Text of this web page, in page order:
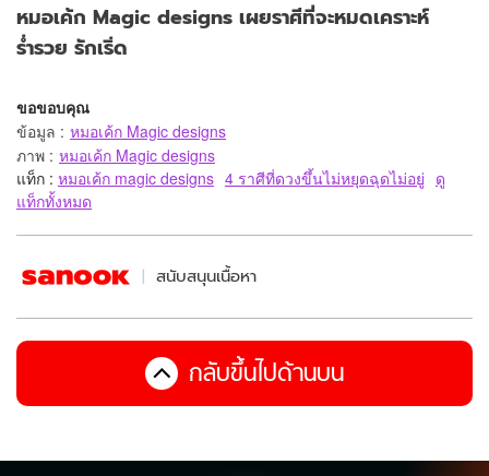
หมอเค้ก Magic designs เผยราศีที่จะหมดเคราะห์
ร่ำรวย รักเริ่ด
ขอขอบคุณ
ข้อมูล : หมอเค้ก Magic designs
ภาพ : หมอเค้ก Magic designs
แท็ก : หมอเค้ก magic designs 4 ราศีที่ดวงขึ้นไม่หยุดฉุดไม่อยู่ ดู
แท็กทั้งหมด
สนับสนุนเนื้อหา
กลับขึ้นไปด้านบน